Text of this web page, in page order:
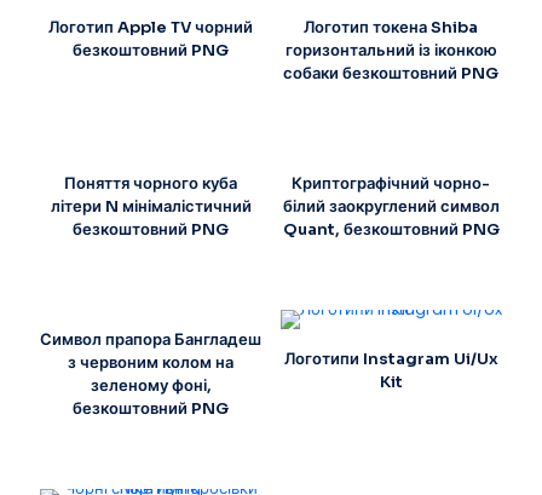
Логотип Apple TV чорний
безкоштовний PNG
Логотип токена Shiba
горизонтальний із іконкою
собаки безкоштовний PNG
Поняття чорного куба
літери N мінімалістичний
безкоштовний PNG
Криптографічний чорно-
білий заокруглений символ
Quant, безкоштовний PNG
Символ прапора Бангладеш
з червоним колом на
зеленому фоні,
безкоштовний PNG
Логотипи Instagram Ui/Ux
Kit